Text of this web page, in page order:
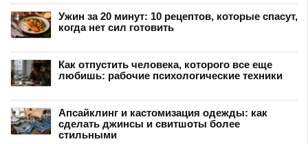
Ужин за 20 минут: 10 рецептов, которые спасут,
когда нет сил готовить
Как отпустить человека, которого все еще
любишь: рабочие психологические техники
Апсайклинг и кастомизация одежды: как
сделать джинсы и свитшоты более
стильными